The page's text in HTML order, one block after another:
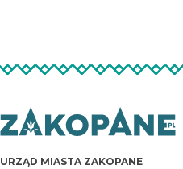
URZĄD MIASTA ZAKOPANE